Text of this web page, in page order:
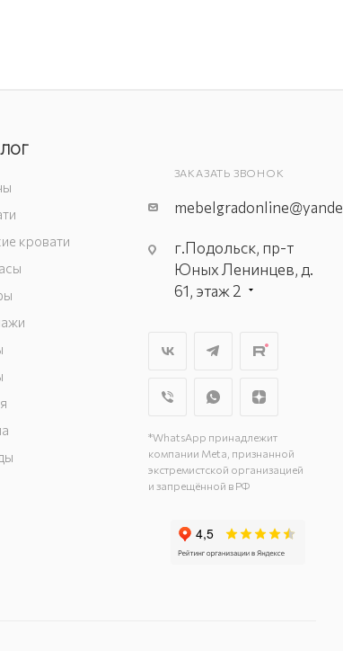
кровати
ЗАКАЗАТЬ ЗВОНОК
г.Подольск, пр-т
Юных Ленинцев, д.
61, этаж 2
29, стр.1, 2 этаж,
г. Подольск, ул.
г. Подольск, ул.
Загородная, д. 1
*WhatsApp принадлежит
компании Meta, признанной
экстремистской организацией
и запрещённой в РФ